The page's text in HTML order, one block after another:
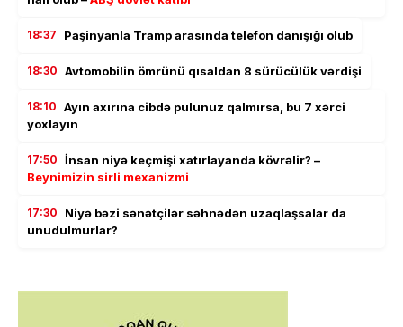
18:37 Paşinyanla Tramp arasında telefon danışığı olub
18:30 Avtomobilin ömrünü qısaldan 8 sürücülük vərdişi
18:10 Ayın axırına cibdə pulunuz qalmırsa, bu 7 xərci
yoxlayın
17:50 İnsan niyə keçmişi xatırlayanda kövrəlir? –
Beynimizin sirli mexanizmi
17:30
Niyə bəzi sənətçilər səhnədən uzaqlaşsalar da
unudulmurlar?